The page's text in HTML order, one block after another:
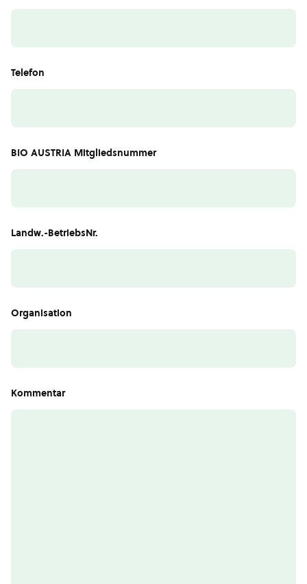
Telefon
BIO AUSTRIA Mitgliedsnummer
Landw.-BetriebsNr.
Organisation
Kommentar